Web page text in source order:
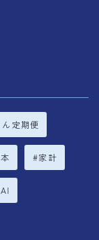
ん定期便
家計